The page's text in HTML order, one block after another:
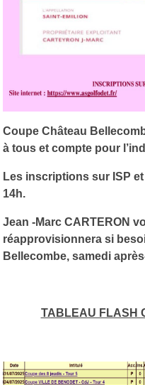
Coupe Château
à tous et compte pour
Les inscriptions sur ISP
14h.
Jean -Marc CARTERON
réapprovisionnera si
Bellecombe, samedi
TABLEAU FLASH